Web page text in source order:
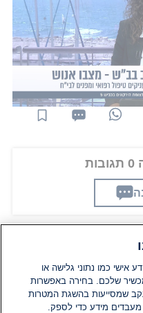
ומצילי חיים כמו הנחת
במושב האחורי או
מומלץ להיעזר
שכחת ילדים ברכב
אישי כמו נתוני גלישה או
שלכם. בחירה באפשרות
שמסייעות בהשגת המטרות
מעבדים מידע כדי לספק.